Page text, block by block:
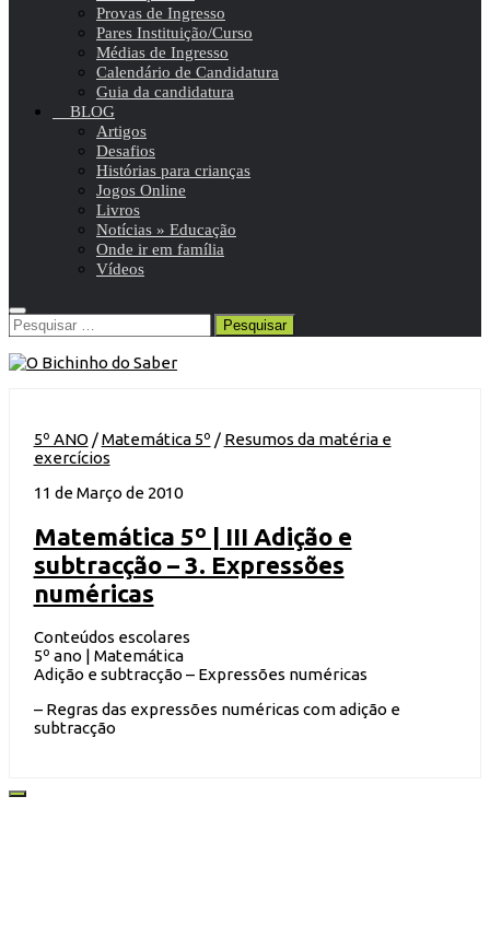
Provas de Ingresso
Pares Instituição/Curso
Médias de Ingresso
Calendário de Candidatura
Guia da candidatura
BLOG
Artigos
Desafios
Histórias para crianças
Jogos Online
Livros
Notícias » Educação
Onde ir em família
Vídeos
Pesquisar
por:
5º ANO /Matemática 5º / Resumos da matéria e
exercícios
11 de Março de 2010
Matemática 5º | III Adição e
subtracção – 3. Expressões
numéricas
Conteúdos escolares
5º ano | Matemática
Adição e subtracção – Expressões numéricas
– Regras das expressões numéricas com adição e
subtracção